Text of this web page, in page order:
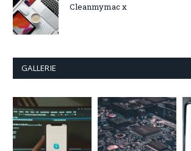
Cleanmymac x
GALLERIE